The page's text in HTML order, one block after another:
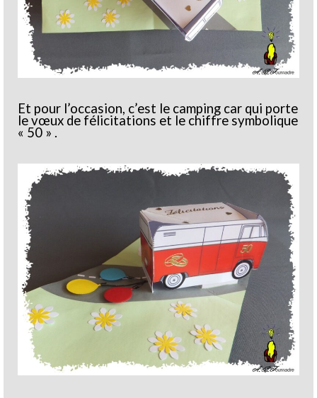
Et pour l’occasion, c’est le camping car qui porte
le vœux de félicitations et le chiffre symbolique
« 50 » .